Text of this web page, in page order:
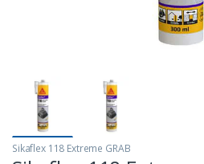
Sikaflex 118 Extreme GRAB